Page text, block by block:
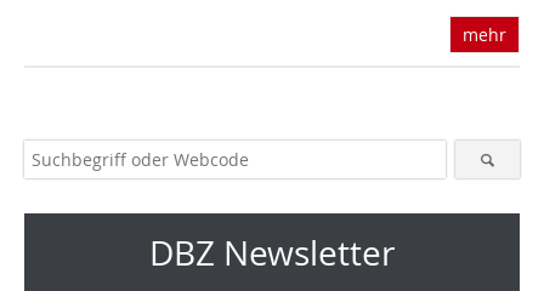
mehr
DBZ Newsletter